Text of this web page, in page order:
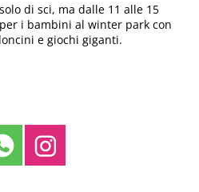
di sci, ma dalle 11 alle 15
i bambini al winter park con
e giochi giganti.